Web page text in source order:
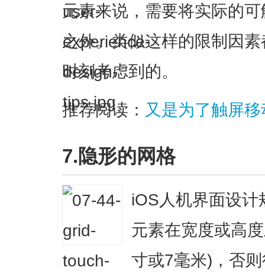
元素来说，需要将实际的
之外。类似这样的限制因
时刻考虑到的。
推荐阅读： 又是为了触屏
7.隐形的网格
iOS人机界面设
元素在宽度或高
寸或7毫米)，否